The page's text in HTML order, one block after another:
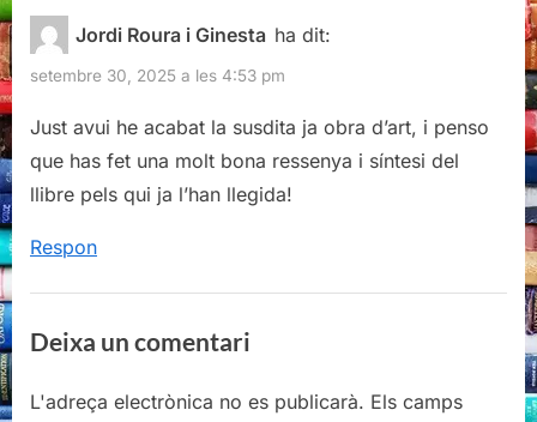
o
u
s
s
:
o
s
Hermann
Hesse”
Jordi Roura i Ginesta ha dit:
setembre 30, 2025 a les 4:53 pm
Just avui he acabat la susdita ja obra d’art, i penso
que has fet una molt bona ressenya i síntesi del
llibre pels qui ja l’han llegida!
Respon
Deixa un comentari
L'adreça electrònica no es publicarà. Els camps